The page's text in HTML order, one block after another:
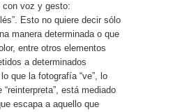
voz y gesto:
Esto no quiere decir sólo
manera determinada o que
entre otros elementos
a determinados
que la fotografía “ve”, lo
“reinterpreta”, está mediado
escapa a aquello que